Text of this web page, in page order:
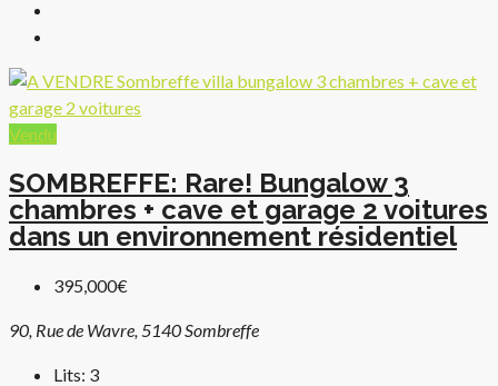
Vendu
SOMBREFFE: Rare! Bungalow 3
chambres + cave et garage 2 voitures
dans un environnement résidentiel
395,000€
90, Rue de Wavre, 5140 Sombreffe
Lits: 3